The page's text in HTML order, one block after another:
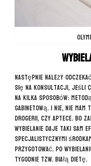
Następnie należy
się na konsultacji, jeśli
na kilka sposobów:
gabinetową. I nie, nie
drogerii, czy aptece. Bo
wybielanie daje taki sam
specjalistycznymi
przygotować. Po
tygodnie tzw. białą dietę.